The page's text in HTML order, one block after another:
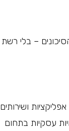
– בלי רשת
ושירותים
עסקיות בתחום